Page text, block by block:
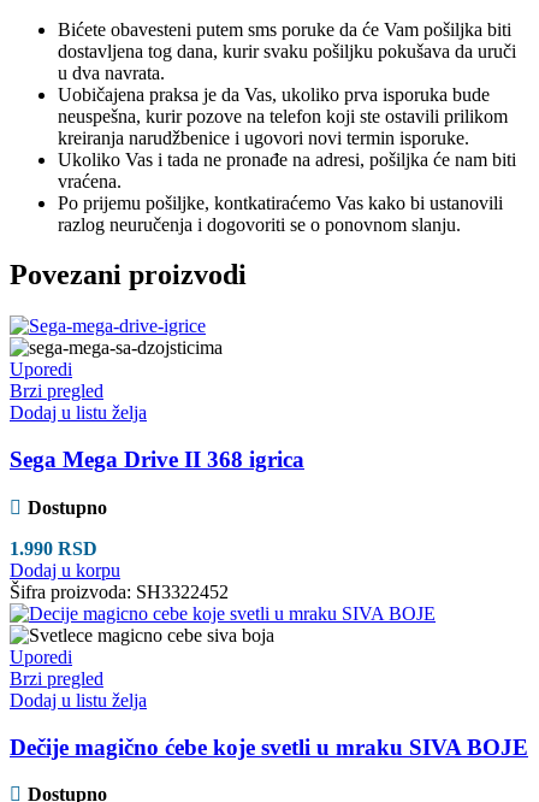
Bićete obavesteni putem sms poruke da će Vam pošiljka biti
dostavljena tog dana, kurir svaku pošiljku pokušava da uruči
u dva navrata.
Uobičajena praksa je da Vas, ukoliko prva isporuka bude
neuspešna, kurir pozove na telefon koji ste ostavili prilikom
kreiranja narudžbenice i ugovori novi termin isporuke.
Ukoliko Vas i tada ne pronađe na adresi, pošiljka će nam biti
vraćena.
Po prijemu pošiljke, kontkatiraćemo Vas kako bi ustanovili
razlog neuručenja i dogovoriti se o ponovnom slanju.
Povezani proizvodi
Uporedi
Brzi pregled
Dodaj u listu želja
Sega Mega Drive II 368 igrica
Dostupno
1.990 RSD
Dodaj u korpu
Šifra proizvoda: SH3322452
Uporedi
Brzi pregled
Dodaj u listu želja
Dečije magično ćebe koje svetli u mraku SIVA BOJE
Dostupno